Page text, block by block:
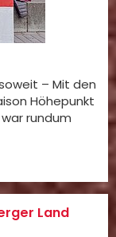
– Mit den
Höhepunkt
war rundum
Land